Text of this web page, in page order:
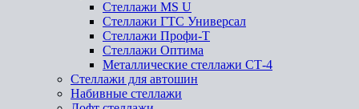
Стеллажи MS U
Стеллажи ГТС Универсал
Стеллажи Профи-Т
Стеллажи Оптима
Металлические стеллажи СТ-4
Стеллажи для автошин
Набивные стеллажи